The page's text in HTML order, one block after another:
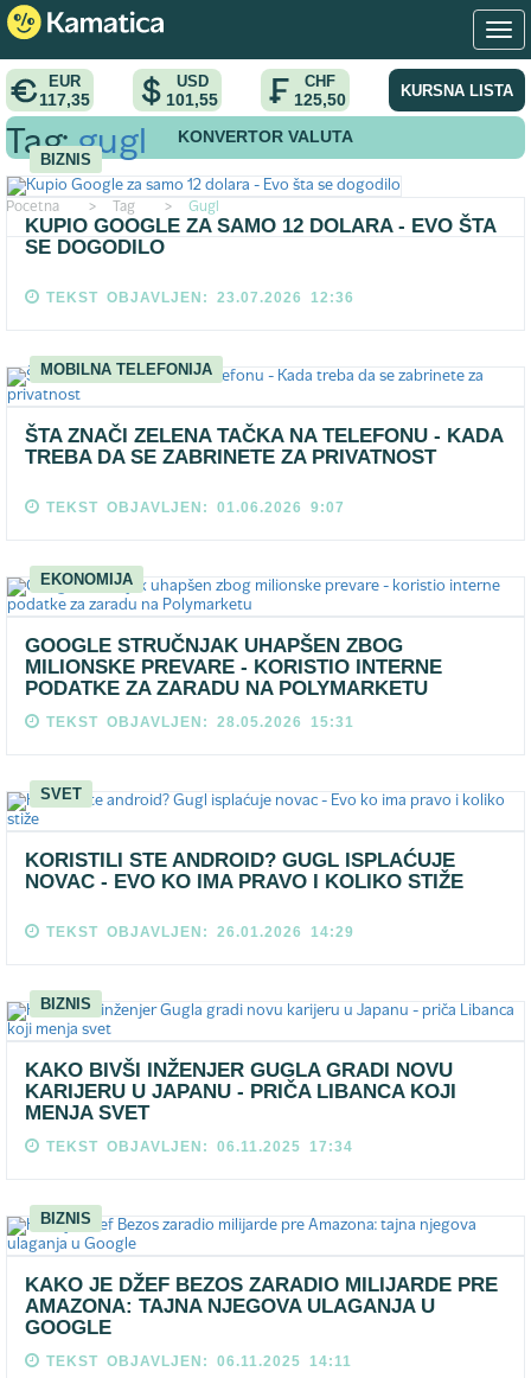
EUR
117,35
USD
101,55
CHF
125,50 KURSNA LISTA
KONVERTOR VALUTA
Pocetna > Tag > Gugl
Tag:gugl
BIZNIS
KUPIO GOOGLE ZA SAMO 12 DOLARA - EVO ŠTA
SE DOGODILO
TEKST OBJAVLJEN: 23.07.2026 12:36
MOBILNA TELEFONIJA
ŠTA ZNAČI ZELENA TAČKA NA TELEFONU - KADA
TREBA DA SE ZABRINETE ZA PRIVATNOST
TEKST OBJAVLJEN: 01.06.2026 9:07
EKONOMIJA
GOOGLE STRUČNJAK UHAPŠEN ZBOG
MILIONSKE PREVARE - KORISTIO INTERNE
PODATKE ZA ZARADU NA POLYMARKETU
TEKST OBJAVLJEN: 28.05.2026 15:31
SVET
KORISTILI STE ANDROID? GUGL ISPLAĆUJE
NOVAC - EVO KO IMA PRAVO I KOLIKO STIŽE
TEKST OBJAVLJEN: 26.01.2026 14:29
BIZNIS
KAKO BIVŠI INŽENJER GUGLA GRADI NOVU
KARIJERU U JAPANU - PRIČA LIBANCA KOJI
MENJA SVET
TEKST OBJAVLJEN: 06.11.2025 17:34
BIZNIS
KAKO JE DŽEF BEZOS ZARADIO MILIJARDE PRE
AMAZONA: TAJNA NJEGOVA ULAGANJA U
GOOGLE
TEKST OBJAVLJEN: 06.11.2025 14:11